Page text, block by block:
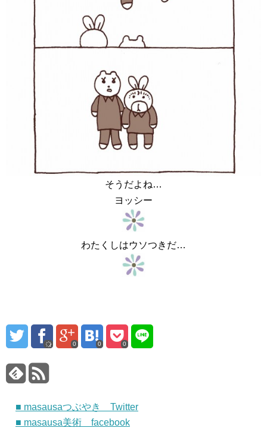
そうだよね…
ヨッシー
わたくしはウソつきだ…
0 0 0
■ masausaつぶやき Twitter
■ masausa美術 facebook